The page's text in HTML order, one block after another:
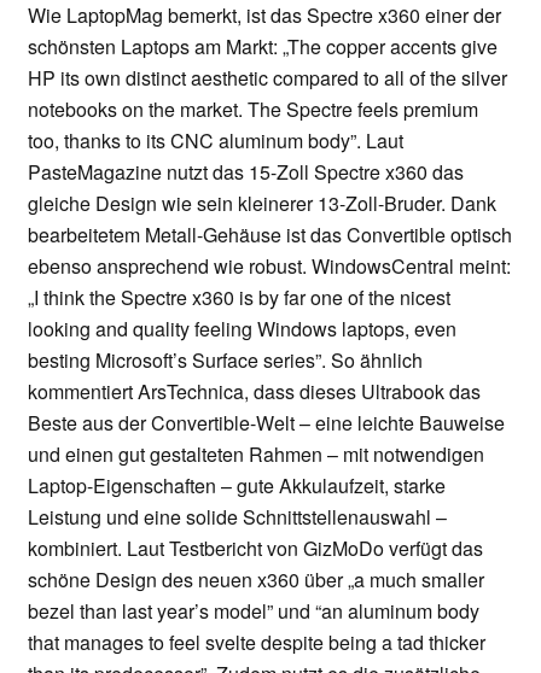
Wie LaptopMag bemerkt, ist das Spectre x360 einer der
schönsten Laptops am Markt: „The copper accents give
HP its own distinct aesthetic compared to all of the silver
notebooks on the market. The Spectre feels premium
too, thanks to its CNC aluminum body”. Laut
PasteMagazine nutzt das 15-Zoll Spectre x360 das
gleiche Design wie sein kleinerer 13-Zoll-Bruder. Dank
bearbeitetem Metall-Gehäuse ist das Convertible optisch
ebenso ansprechend wie robust. WindowsCentral meint:
„I think the Spectre x360 is by far one of the nicest
looking and quality feeling Windows laptops, even
besting Microsoft’s Surface series”. So ähnlich
kommentiert ArsTechnica, dass dieses Ultrabook das
Beste aus der Convertible-Welt – eine leichte Bauweise
und einen gut gestalteten Rahmen – mit notwendigen
Laptop-Eigenschaften – gute Akkulaufzeit, starke
Leistung und eine solide Schnittstellenauswahl –
kombiniert. Laut Testbericht von GizMoDo verfügt das
schöne Design des neuen x360 über „a much smaller
bezel than last year’s model” und “an aluminum body
that manages to feel svelte despite being a tad thicker